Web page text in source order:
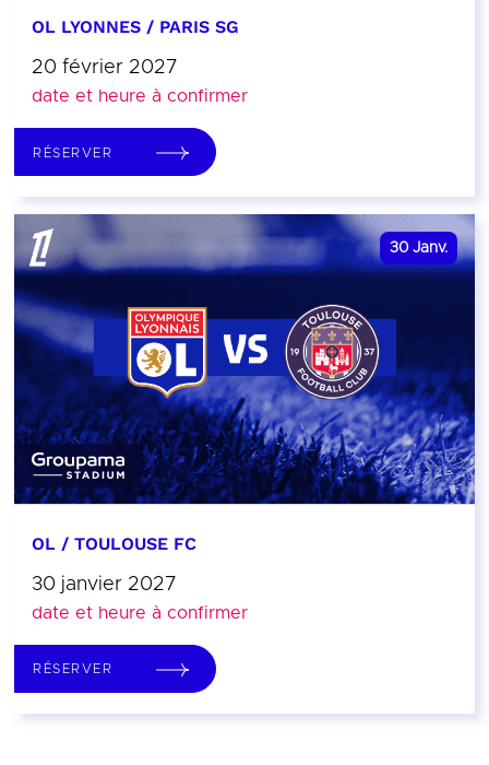
OL LYONNES / PARIS SG
20 février 2027
date et heure à confirmer
RÉSERVER
30 Janv.
OL / TOULOUSE FC
30 janvier 2027
date et heure à confirmer
RÉSERVER